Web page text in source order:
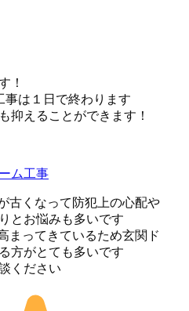
！
は１日で終わります
抑えることができます！
古くなって防犯上の心配や
とお悩みも多いです
まってきているため玄関ド
方がとても多いです
ください